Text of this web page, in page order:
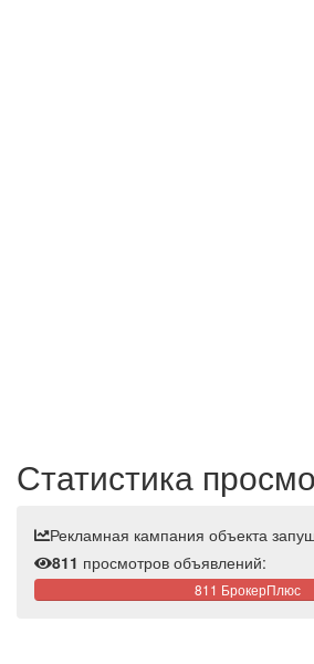
Статистика
Рекламная кампания объекта
811 просмотров объявлений:
811 БрокерПлюс